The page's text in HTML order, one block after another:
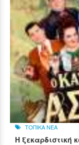
ΤΟΠΙΚΑ ΝΕΑ
Η